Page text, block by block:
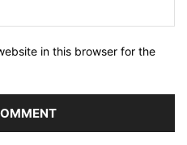
in this browser for the